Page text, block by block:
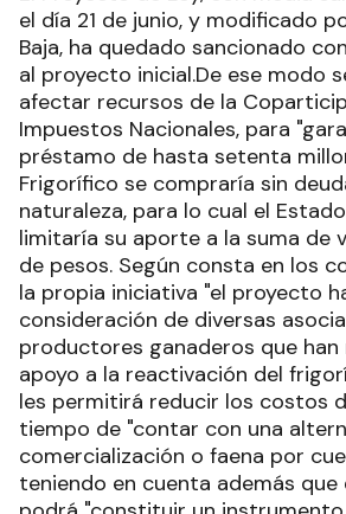
el día 21 de junio, y modificado
Baja, ha quedado sancionado
al proyecto inicial.De ese modo
afectar recursos de la
Impuestos Nacionales, para
préstamo de hasta setenta
Frigorífico se compraría sin
naturaleza, para lo cual el
limitaría su aporte a la suma de
de pesos. Según consta en los
la propia iniciativa "el proyecto
consideración de diversas
productores ganaderos que
apoyo a la reactivación del
les permitirá reducir los costos
tiempo de "contar con una
comercialización o faena por
teniendo en cuenta además